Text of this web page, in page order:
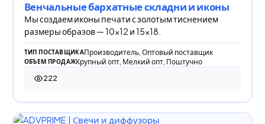
Венчальные бархатные складни и иконы
Мы создаем иконы печати с золотым тиснением
размеры образов — 10×12 и 15×18.
ТИП ПОСТАВЩИКАПроизводитель, Оптовый поставщик
ОБЪЕМ ПРОДАЖКрупный опт, Мелкий опт, Поштучно
222
222 просмотра